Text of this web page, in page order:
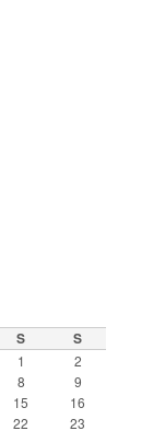
S S
1
2
8
9
15
16
22
23